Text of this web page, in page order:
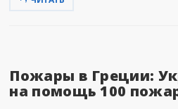
Пожары в Греции:
на помощь 100